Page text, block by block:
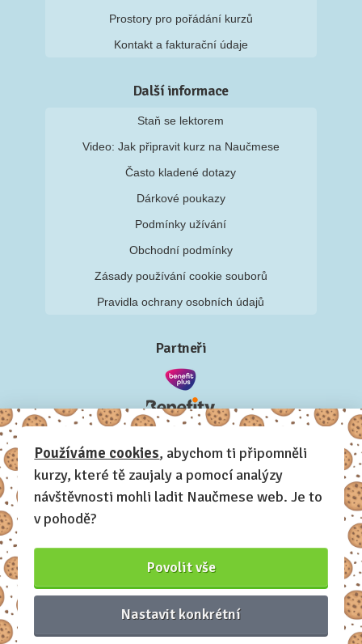
Prostory pro pořádání kurzů
Kontakt a fakturační údaje
Další informace
Staň se lektorem
Video: Jak připravit kurz na Naučmese
Často kladené dotazy
Dárkové poukazy
Podmínky užívání
Obchodní podmínky
Zásady používání cookie souborů
Pravidla ochrany osobních údajů
Partneři
Naučmese, 2012-2026.
Sdílíme dovednosti, offline i online.
Používáme cookies, abychom ti připomněli
kurzy, které tě zaujaly a pomocí analýzy
návštěvnosti mohli ladit Naučmese web. Je to
v pohodě?
Povolit vše
Nastavit konkrétní